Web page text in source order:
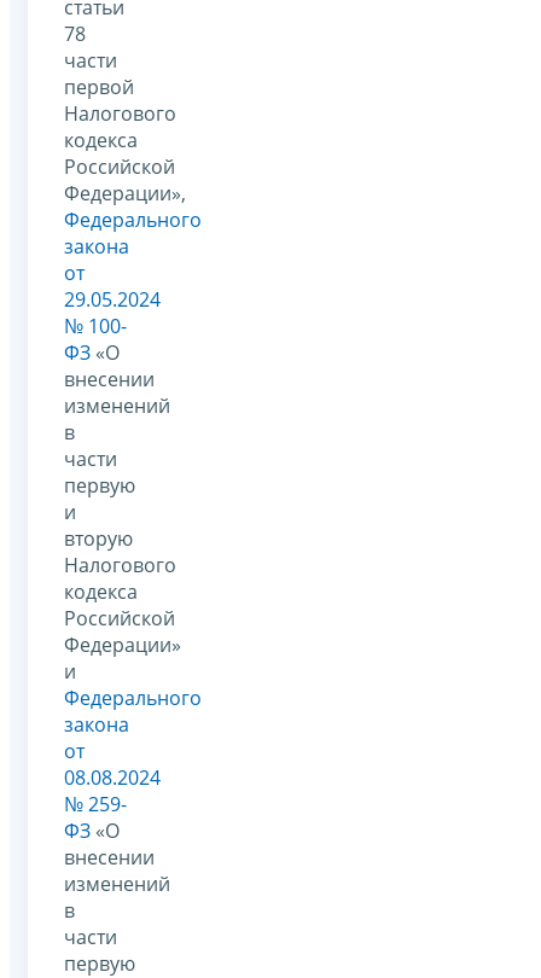
статьи
78
части
первой
Налогового
кодекса
Российской
Федерации»,
Федерального
закона
от
29.05.2024
№ 100-
ФЗ «О
внесении
изменений
в
части
первую
и
вторую
Налогового
кодекса
Российской
Федерации»
и
Федерального
закона
от
08.08.2024
№ 259-
ФЗ «О
внесении
изменений
в
части
первую